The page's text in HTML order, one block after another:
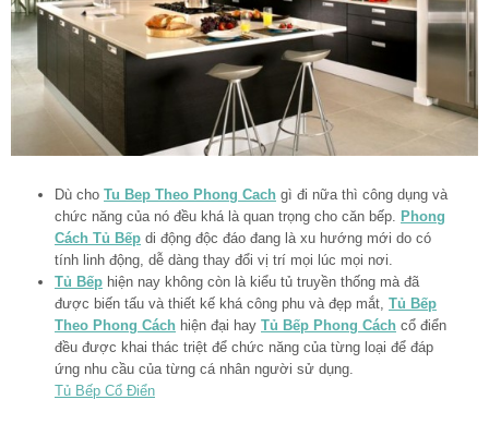
Dù cho Tu Bep Theo Phong Cach gì đi nữa thì công dụng và
chức năng của nó đều khá là quan trọng cho căn bếp. Phong
Cách Tủ Bếp di động độc đáo đang là xu hướng mới do có
tính linh động, dễ dàng thay đổi vị trí mọi lúc mọi nơi.
Tủ Bếp hiện nay không còn là kiểu tủ truyền thống mà đã
được biến tấu và thiết kế khá công phu và đẹp mắt, Tủ Bếp
Theo Phong Cách hiện đại hay Tủ Bếp Phong Cách cổ điển
đều được khai thác triệt để chức năng của từng loại để đáp
ứng nhu cầu của từng cá nhân người sử dụng.
Tủ Bếp Cổ Điển